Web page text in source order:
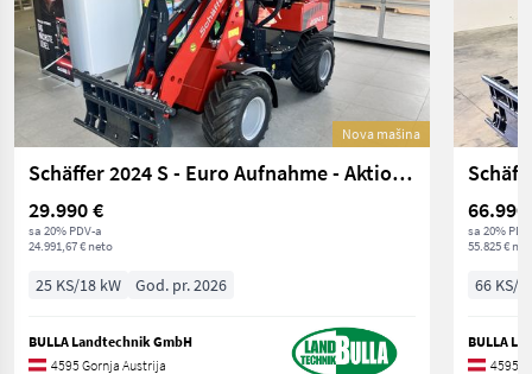
Nova mašina
Schäffer 2024 S - Euro Aufnahme - Aktionsmodell
29.990 €
sa 20% PDV-a
24.991,67 € neto
25 KS/18 kW God. pr. 2026
BULLA Landtechnik GmbH
4595 Gornja Austrija
66.990
sa 20%
55.825 €
66 KS/
BULLA
4595